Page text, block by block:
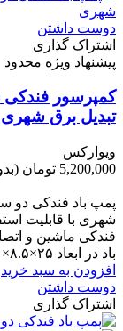
دوست داشتن
اشتراک گذاری
پیشنهاد ویژه محدود
تبدیل برق شهری
ویوارکس
5,200,000 تومان
فندکی ماشین و
باد در ابعاد ۲۵×۸.۵×۲۰ سانتی‌متر و وزن...
افزودن به سبد خرید
دوست داشتن
اشتراک گذاری